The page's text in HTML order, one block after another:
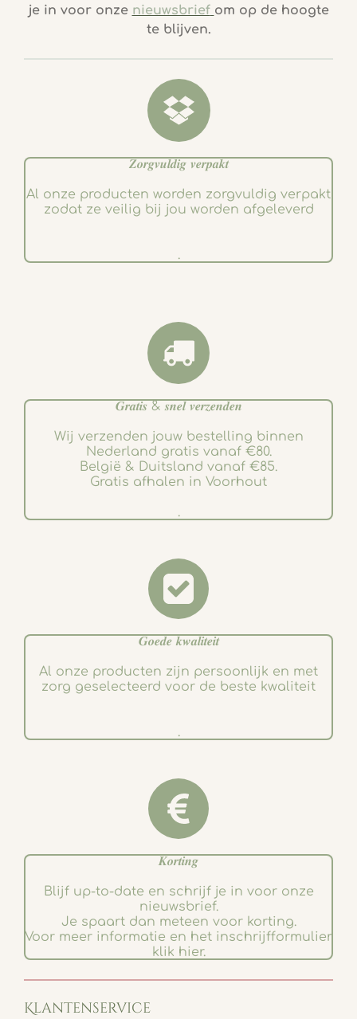
b
o
k
t
a
g
a
je in voor onze nieuwsbrief om op de hoogte
te blijven.
𝒁𝒐𝒓𝒈𝒗𝒖𝒍𝒅𝒊𝒈 𝒗𝒆𝒓𝒑𝒂𝒌𝒕
Al onze producten worden zorgvuldig verpakt
zodat ze veilig bij jou worden afgeleverd
.
𝑮𝒓𝒂𝒕𝒊𝒔 & 𝒔𝒏𝒆𝒍 𝒗𝒆𝒓𝒛𝒆𝒏𝒅𝒆𝒏
Wij verzenden jouw bestelling binnen
Nederland gratis vanaf €80.
België & Duitsland vanaf €85.
Gratis afhalen in Voorhout
.
𝑮𝒐𝒆𝒅𝒆 𝒌𝒘𝒂𝒍𝒊𝒕𝒆𝒊𝒕
Al onze producten zijn persoonlijk en met
zorg geselecteerd voor de beste kwaliteit
.
𝑲𝒐𝒓𝒕𝒊𝒏𝒈
Blijf up-to-date en schrijf je in voor onze
nieuwsbrief.
Je spaart dan meteen voor korting.
Voor meer informatie en het inschrijfformulier
klik hier.
Klantenservice